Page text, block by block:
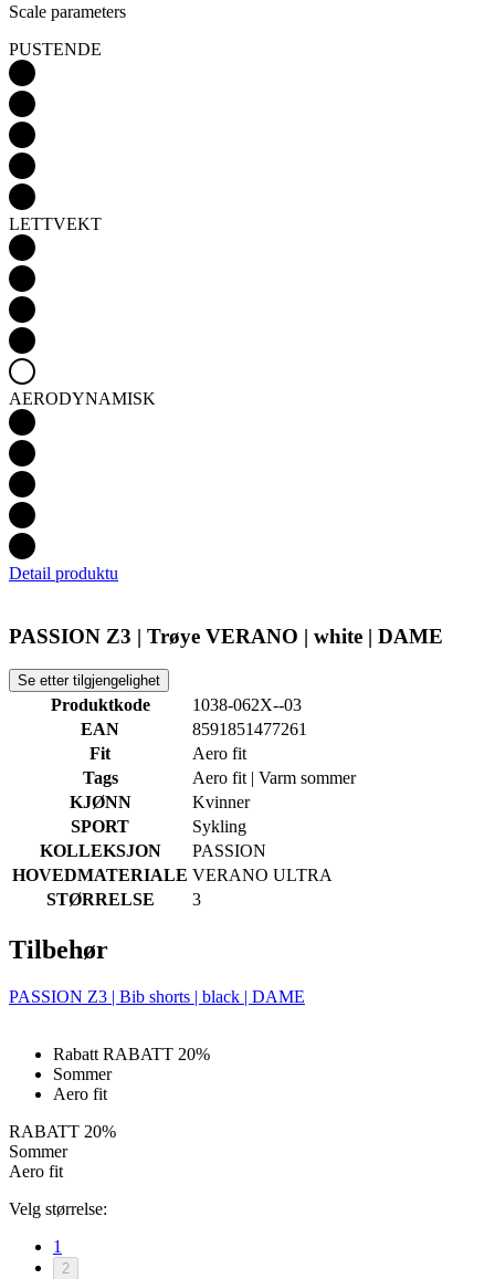
Scale parameters
PUSTENDE
LETTVEKT
AERODYNAMISK
Detail produktu
PASSION Z3 | Trøye VERANO | white | DAME
Se etter tilgjengelighet
Produktkode
1038-062X--03
EAN
8591851477261
Fit
Aero fit
Tags
Aero fit | Varm sommer
KJØNN
Kvinner
SPORT
Sykling
KOLLEKSJON
PASSION
HOVEDMATERIALE VERANO ULTRA
STØRRELSE
3
Tilbehør
PASSION Z3 | Bib shorts | black | DAME
Rabatt RABATT 20%
Sommer
Aero fit
RABATT 20%
Sommer
Aero fit
Velg størrelse:
1
2